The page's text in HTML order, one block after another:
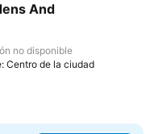
a favoritos
And
no disponible
Centro de la ciudad